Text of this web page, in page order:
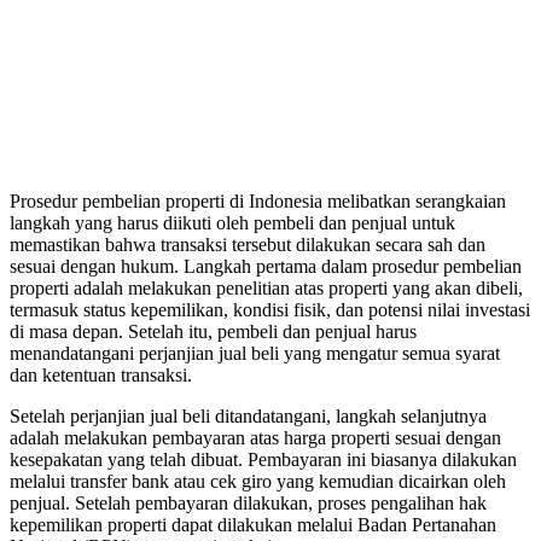
Prosedur pembelian properti di Indonesia melibatkan serangkaian
langkah yang harus diikuti oleh pembeli dan penjual untuk
memastikan bahwa transaksi tersebut dilakukan secara sah dan
sesuai dengan hukum. Langkah pertama dalam prosedur pembelian
properti adalah melakukan penelitian atas properti yang akan dibeli,
termasuk status kepemilikan, kondisi fisik, dan potensi nilai investasi
di masa depan. Setelah itu, pembeli dan penjual harus
menandatangani perjanjian jual beli yang mengatur semua syarat
dan ketentuan transaksi.
Setelah perjanjian jual beli ditandatangani, langkah selanjutnya
adalah melakukan pembayaran atas harga properti sesuai dengan
kesepakatan yang telah dibuat. Pembayaran ini biasanya dilakukan
melalui transfer bank atau cek giro yang kemudian dicairkan oleh
penjual. Setelah pembayaran dilakukan, proses pengalihan hak
kepemilikan properti dapat dilakukan melalui Badan Pertanahan